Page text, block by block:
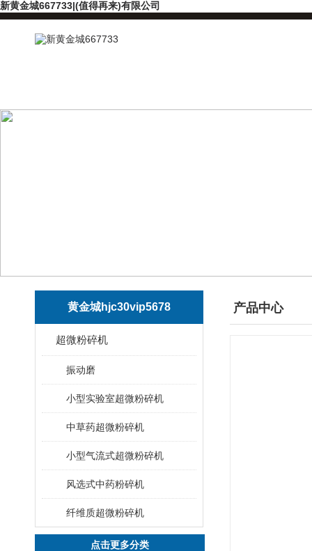
新黄金城667733|(值得再来)有限公司
黄金城hjc30vip5678
超微粉碎机
振动磨
小型实验室超微粉碎机
中草药超微粉碎机
小型气流式超微粉碎机
风选式中药粉碎机
纤维质超微粉碎机
点击更多分类
产品中心